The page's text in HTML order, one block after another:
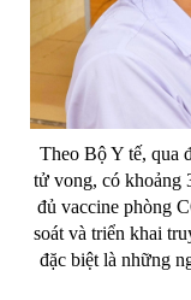
Theo Bộ Y tế, qua
tử vong, có khoảng
đủ vaccine phòng
soát và triển khai
đặc biệt là những